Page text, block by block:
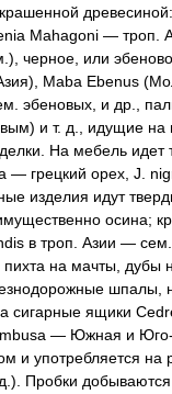
Mahagoni — троп.
черное, или
Maba Ebenus
эбеновых, и др.,
и т. д., идущие на
На мебель идет
— грецкий орех, J.
изделия идут
осина;
в троп. Азии —
пихта на мачты, дубы
шпалы,
сигарные ящики
— Южная и Юго-
и употребляется на
Пробки